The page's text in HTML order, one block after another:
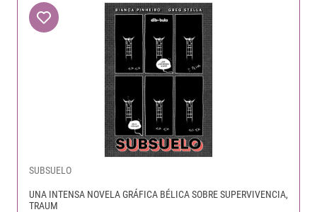
SUBSUELO
UNA INTENSA NOVELA GRÁFICA BÉLICA SOBRE SUPERVIVENCIA,
TRAUM